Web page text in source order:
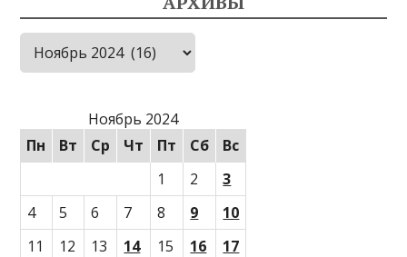
Архивы
Ноябрь 2024
Пн
Вт Ср Чт Пт Сб
Вс
1
2
3
4
5 6 7 8 9
10
11
12 13 14 15 16
17